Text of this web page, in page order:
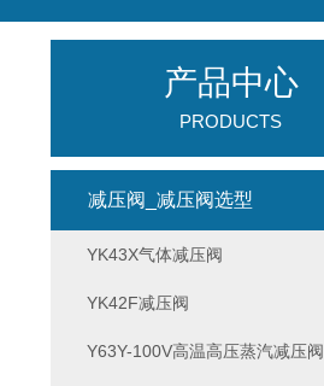
产品中心
PRODUCTS
减压阀_减压阀选型
YK43X气体减压阀
YK42F减压阀
Y63Y-100V高温高压蒸汽减压阀